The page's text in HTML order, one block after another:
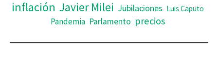
inflación Javier Milei Jubilaciones Luis Caputo
Pandemia Parlamento precios